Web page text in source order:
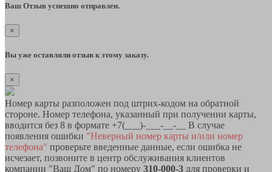
Ваш Отзыв успешно отправлен.
×
Вы уже оставляли отзыв к этому заказу.
×
Номер карты разположен под штрих-кодом на обратной
стороне. Номер телефона, указанный при получении карты,
вводится без 8 в формате +7(___)-___-__-__ В случае
появления ошибки "Неверный номер карты и/или номер
телефона" проверьте введенные данные, если ошибка не
исчезает, позвоните в центр обслуживания клиентов
компании "Ваш Дом" по номеру 310-000-3 для проверки и